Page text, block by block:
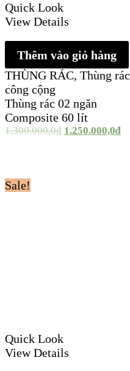
Quick Look
View Details
Thêm vào giỏ hàng
THÙNG RÁC, Thùng rác
công cộng
Thùng rác 02 ngăn
Composite 60 lít
1.300.000,0₫ 1.250.000,0₫
Sale!
Quick Look
View Details